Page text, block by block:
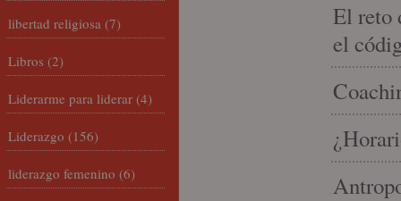
El reto
el
libertad religiosa (7)
Libros (2)
Liderarme para liderar (4)
Liderazgo (156)
liderazgo femenino (6)